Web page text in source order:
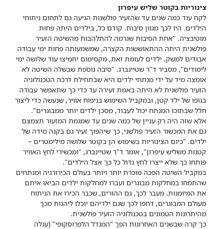
צינוריות בקוטר שליש עיפרון
לקח עוד כמה שנים עד שהזעיר פולשנות הגיעה גם לתחום ניתוחי
הילדים. היו לכך מגוון סיבות. קודם כל, בילדים היתה פחות
מוטיבציה. "אחת הסיבות שגרמה להתלהבות מהשיטה הזעיר
פולשנית היתה ההתאוששות הקצרה, שמשמעותה פחות ימי עבודה
אבודים למשק. ילדים לעומת זאת, מקסימום יחמיצו עוד שלושה ימי
לימודים", מסביר ד"ר שטיינברג. "סיבה נוספת שבשלה השיטה לא
אומצה מיד על ידי מנתחי ילדים היא שבתחילת דרכה הטכנולוגיה
הזעיר פולשנית לא היתה באמת זעירה עד כדי כך שתאפשר עבודה
בגופו של ילד קטן, ובמקביל השימוש בניפוח אוויר, שנעשה כדי ליצור
חלל שבתוכו המנתח יכול לעבוד, מסכן ילדים יותר ממבוגרים".
אלא שזה היה רק עניין של כמה שנים עד שמגמת המזעור תצמצם
גם את המכשור הזעיר פולשני, כך שיהפוך זעיר גם בקנה מידה של
ילדים. "כיום הצינוריות בשימוש הן בקוטר שלושה מילימטרים –
קטנות משליש עיפרון", אומר ד"ר שטיינברג, "ומכשירי לחץ האוויר
פותחו כך שלא ייצרו לחץ גדול כל כך אצל הילדים".
במקביל השיטה הפכה מוכרת יותר ויותר בעולם הכירורגיה ומנתחים
שהתמחו במחלקות מבוגרים ועברו למחלקות ילדים הביאו איתם
את המיומנות. מעבר לכך, גם ההורים, שכבר הכירו את הניתוח
מעולם המבוגרים, דחפו לכך שגם ילדיהם יוכלו ליהנות מכך
מהיתרונות הטמונים בטכנולוגיה הזעיר פולשנית.
כך קרה שבשנים האחרונות הפך "המגדל הלפרוסקופי" (עגלה